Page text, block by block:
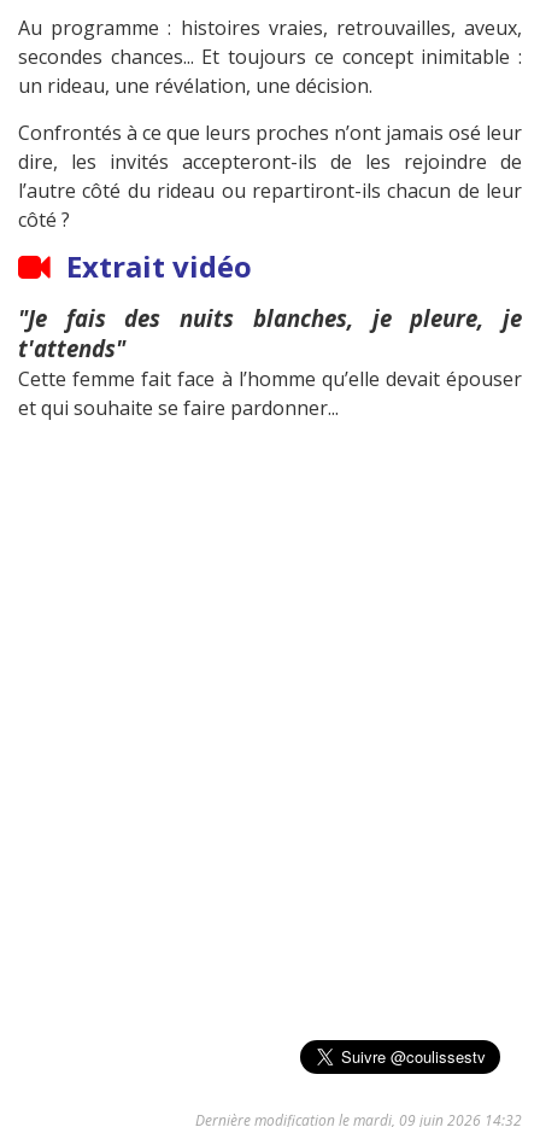
Au programme : histoires vraies, retrouvailles, aveux,
secondes chances... Et toujours ce concept inimitable :
un rideau, une révélation, une décision.
Confrontés à ce que leurs proches n’ont jamais osé leur
dire, les invités accepteront-ils de les rejoindre de
l’autre côté du rideau ou repartiront-ils chacun de leur
côté ?
Extrait vidéo
"Je fais des nuits blanches, je pleure, je
t'attends"
Cette femme fait face à l’homme qu’elle devait épouser
et qui souhaite se faire pardonner...
Dernière modification le mardi, 09 juin 2026 14:32